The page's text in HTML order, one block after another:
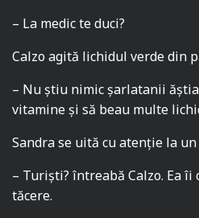
– La medic te duci?
Calzo agită lichidul verde din
– Nu știu nimic șarlatanii
vitamine și să beau multe
Sandra se uită cu atenție la
– Turiști? întreabă Calzo. Ea
tăcere.